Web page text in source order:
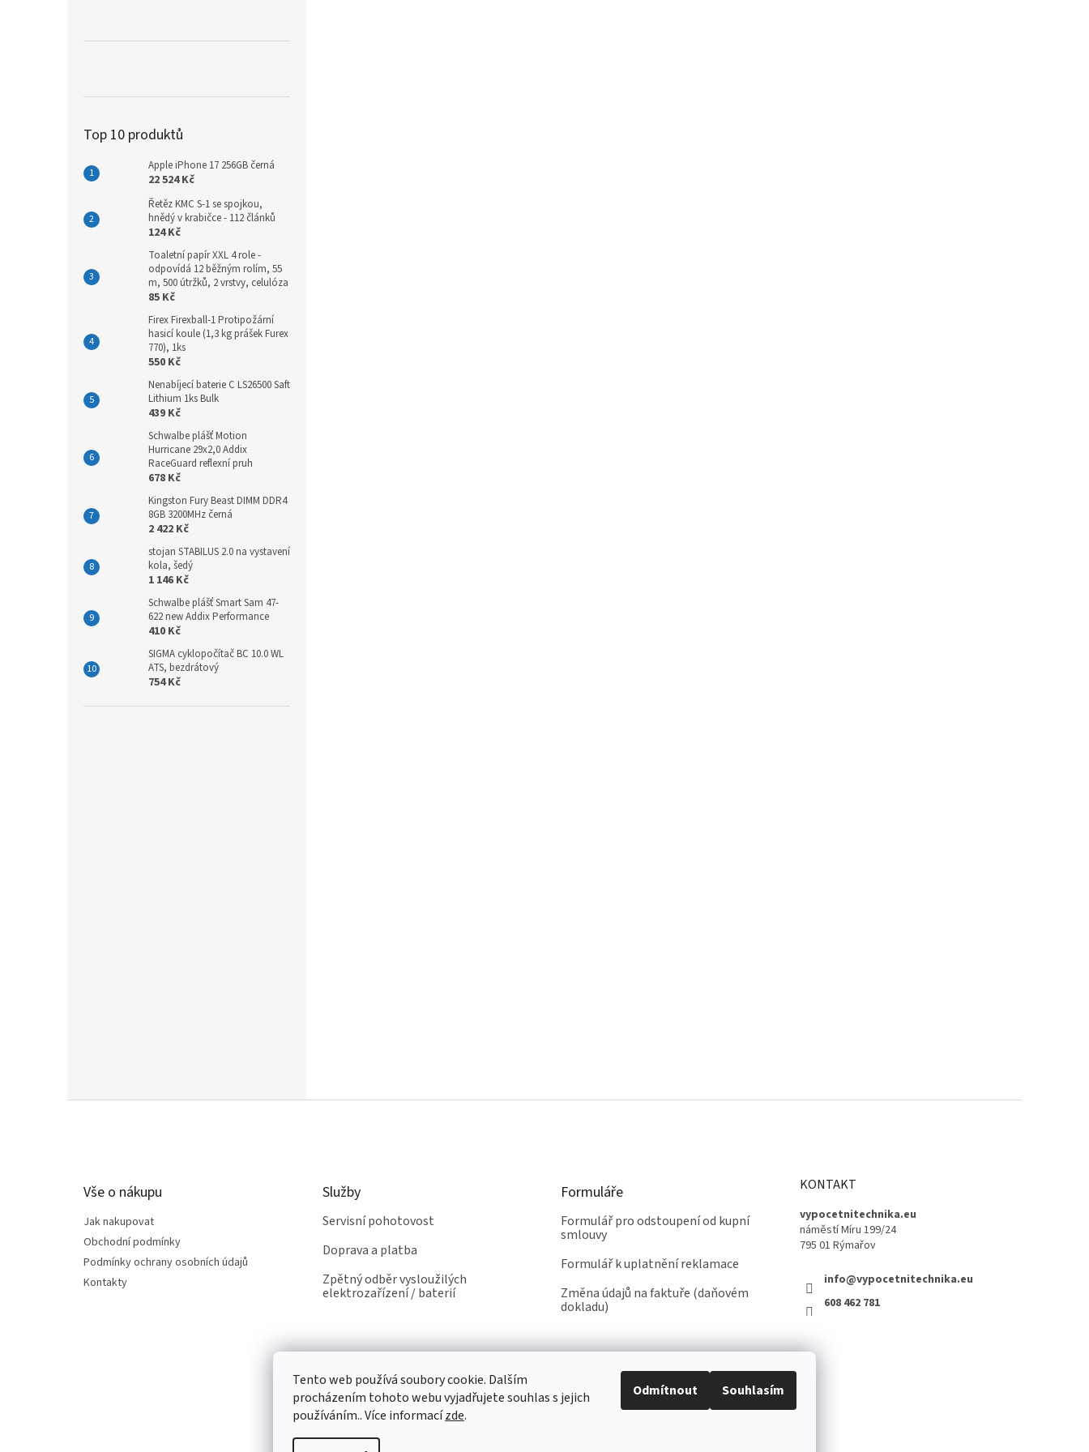
Tento web používá soubory cookie. Dalším
procházením tohoto webu vyjadřujete souhlas s jejich
používáním.. Více informacízde.
Odmítnout Souhlasím
Top 10 produktů
Apple iPhone 17 256GB černá
22 524 Kč
Řetěz KMC S-1 se spojkou,
hnědý v krabičce - 112 článků
124 Kč
Toaletní papír XXL 4 role -
odpovídá 12 běžným rolím, 55
m, 500 útržků, 2 vrstvy, celulóza
85 Kč
Firex Firexball-1 Protipožární
hasicí koule (1,3 kg prášek Furex
770), 1ks
550 Kč
Nenabíjecí baterie C LS26500 Saft
Lithium 1ks Bulk
439 Kč
Schwalbe plášť Motion
Hurricane 29x2,0 Addix
RaceGuard reflexní pruh
678 Kč
Kingston Fury Beast DIMM DDR4
8GB 3200MHz černá
2 422 Kč
stojan STABILUS 2.0 na vystavení
kola, šedý
1 146 Kč
Schwalbe plášť Smart Sam 47-
622 new Addix Performance
410 Kč
SIGMA cyklopočítač BC 10.0 WL
ATS, bezdrátový
754 Kč
Vše o nákupu
Jak nakupovat
Obchodní podmínky
Podmínky ochrany osobních údajů
Kontakty
Služby
Servisní pohotovost
Doprava a platba
Zpětný odběr vysloužilých
elektrozařízení / baterií
Formuláře
Formulář pro odstoupení od kupní
smlouvy
Formulář k uplatnění reklamace
Změna údajů na faktuře (daňovém
dokladu)
KONTAKT
vypocetnitechnika.eu
náměstí Míru 199/24
795 01 Rýmařov
info@vypocetnitechnika.eu
608 462 781